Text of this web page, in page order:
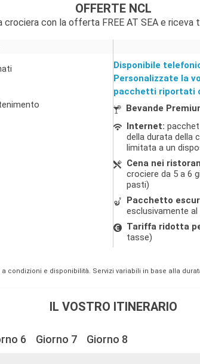
OFFERTE NCL
crociera con la offerta FREE AT SEA e
Disponibile
Personalizzate la
pacchetti riportati
Bevande
Internet:
della durata della
limitata a un
Cena nei
crociere da 5 a 6
pasti)
Pacchetto
esclusivamente
Tariffa ridotta
tasse)
condizioni e disponibilità. Servizi variabili in base alla
IL VOSTRO ITINERARIO
6 Giorno 7 Giorno 8